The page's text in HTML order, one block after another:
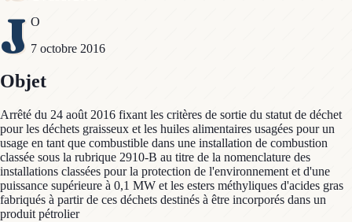
J O
7 octobre 2016
Objet
Arrêté du 24 août 2016 fixant les critères de sortie du statut de déchet
pour les déchets graisseux et les huiles alimentaires usagées pour un
usage en tant que combustible dans une installation de combustion
classée sous la rubrique 2910-B au titre de la nomenclature des
installations classées pour la protection de l'environnement et d'une
puissance supérieure à 0,1 MW et les esters méthyliques d'acides gras
fabriqués à partir de ces déchets destinés à être incorporés dans un
produit pétrolier